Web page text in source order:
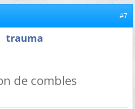
#7
trauma
de combles